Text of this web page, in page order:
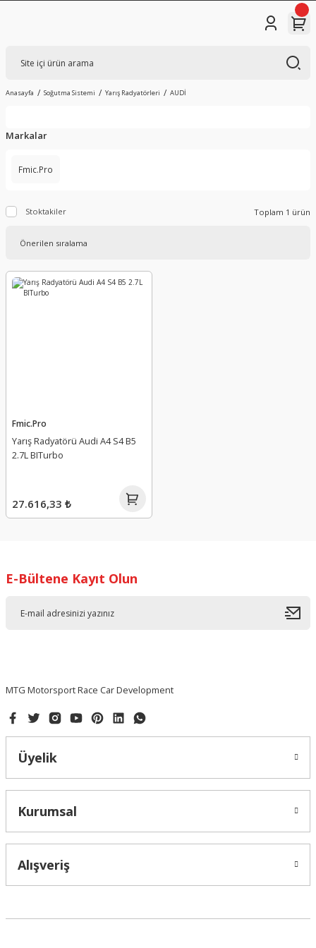
Anasayfa Soğutma Sistemi Yarış Radyatörleri AUDİ
Markalar
Fmic.Pro
Stoktakiler Toplam 1 ürün
Fmic.Pro
Yarış Radyatörü Audi A4 S4 B5
2.7L BITurbo
27.616,33 ₺
E-Bültene Kayıt Olun
MTG Motorsport Race Car Development
Üyelik
Kurumsal
Alışveriş